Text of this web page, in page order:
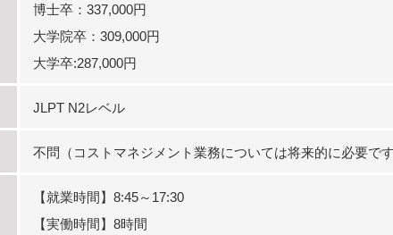
博士卒：337,000円
大学院卒：309,000円
大学卒:287,000円
JLPT N2レベル
不問（コストマネジメント業務については将来的に必要です
【就業時間】8:45～17:30
【実働時間】8時間